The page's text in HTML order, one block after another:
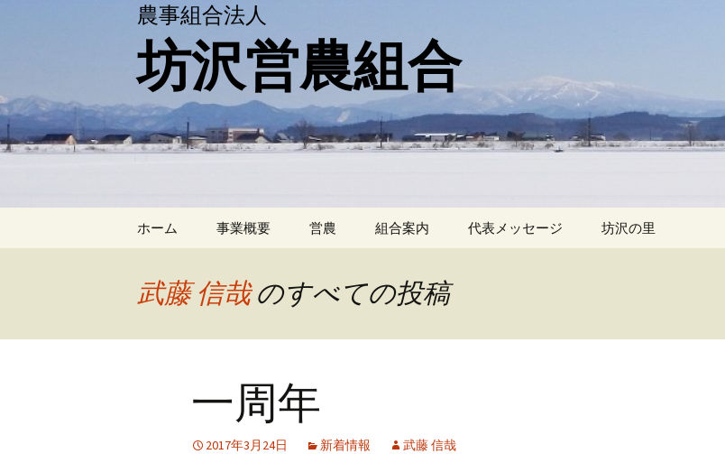
農事組合法人
坊沢営農組合
ホーム 事業概要 営農 組合案内 代表メッセージ 坊沢の里
武藤 信哉のすべての投稿
一周年
2017年3月24日 新着情報 武藤 信哉